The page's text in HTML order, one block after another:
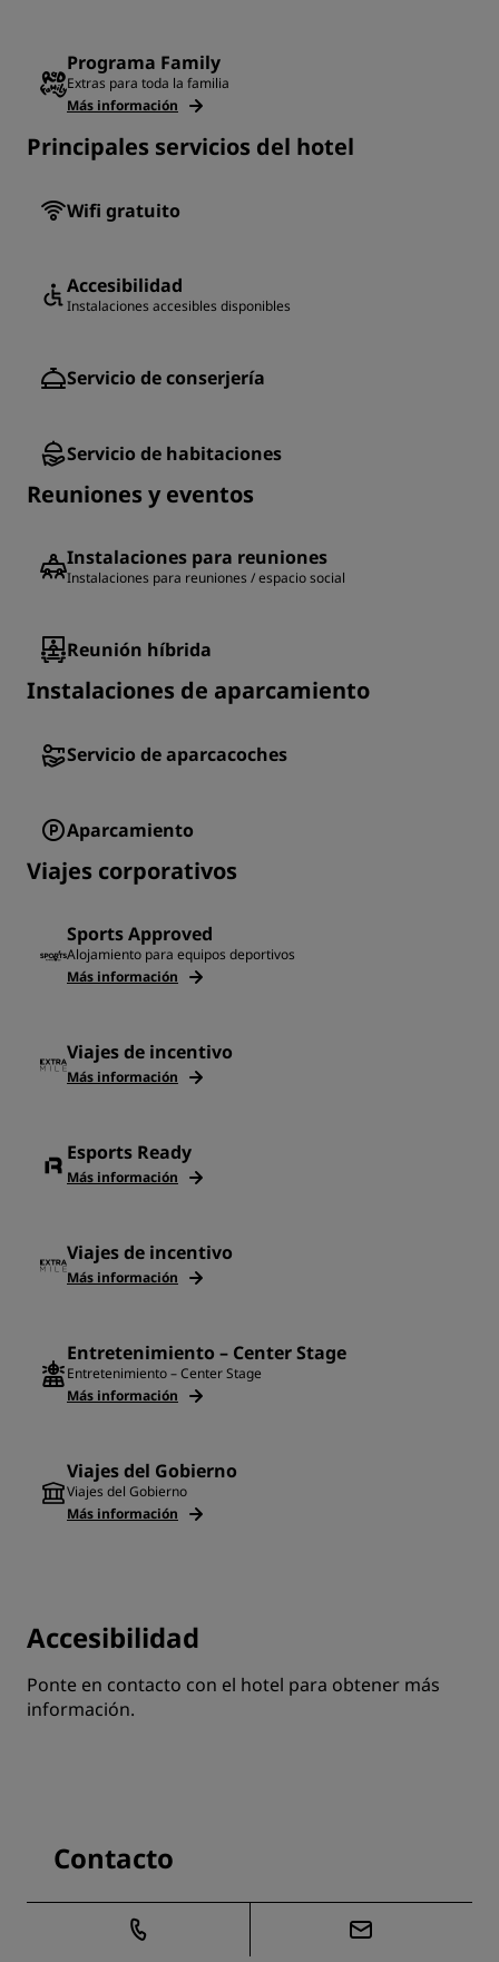
Programa Family
Extras para toda la familia
Más información
Principales servicios del hotel
Wifi gratuito
Accesibilidad
Instalaciones accesibles disponibles
Servicio de conserjería
Servicio de habitaciones
Reuniones y eventos
Instalaciones para reuniones
Instalaciones para reuniones / espacio social
Reunión híbrida
Instalaciones de aparcamiento
Servicio de aparcacoches
Aparcamiento
Viajes corporativos
Sports Approved
Alojamiento para equipos deportivos
Más información
Viajes de incentivo
Más información
Esports Ready
Más información
Viajes de incentivo
Más información
Entretenimiento – Center Stage
Entretenimiento – Center Stage
Más información
Viajes del Gobierno
Viajes del Gobierno
Más información
Accesibilidad
Ponte en contacto con el hotel para obtener más
información.
Contacto